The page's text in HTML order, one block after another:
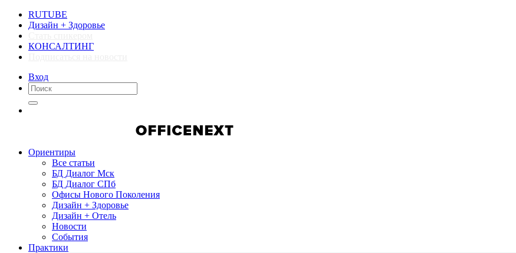
RUTUBE
Дизайн + Здоровье
КОНСАЛТИНГ
Вход
Ориентиры
Все статьи
БД Диалог Мск
БД Диалог СПб
Офисы Нового Поколения
Дизайн + Здоровье
Дизайн + Отель
Новости
События
Практики